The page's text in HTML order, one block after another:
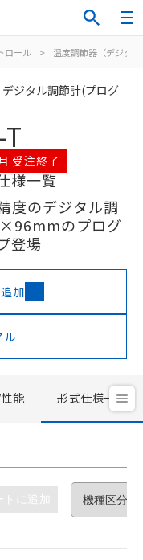
ロール > 温度調節器（デジタ
ジタル調節計(プログ
受注終了
様一覧
度のデジタル調
のプログ
登場
加
ル
能 形式仕様一覧
トに追加